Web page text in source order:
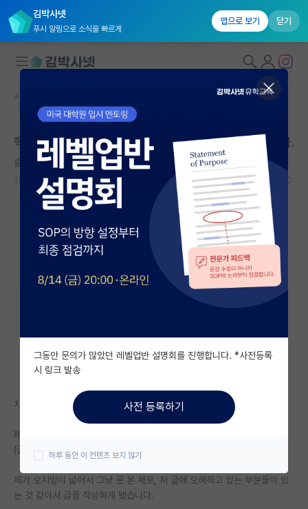
김박사넷
푸시 알림으로 소식을 빠르게
앱으로 보기 닫기
대학원생 모집
국내대학원 정보
연구실&오픈랩
커뮤니티
커뮤니티 홈
전체글보기
베스트 게시판
자유 게시판(아무개랩)
미국 유학 게시판
미국 대학원 합격 후기 게시판
대학원생 모집 게시판
연구실(PI) 홍보 게시판
석박사 채용 정보 게시판
커뮤니티 홈
학회 참여 비용 지원 관련 글 댓글을 보니 참 안타깝습니다.
슬기로운 블레즈 파스칼
2026.05.17 15 7419
지나가던 인공지능 전공을 한 연구원 입니다. (박사 졸업)
제목에 해당하는 글의 댓글들을 보는데 참 안타깝네요..
(글 링크 : https://phdkim.net/board/free/79720/)
제가 오지랖이 넓어서 그냥 못 본 체로, 저 글에 오해하고 있는 부분들이 있
는 것 같아서 글을 작성하게 됐습니다.
그동안 문의가 많았던 레벨업반 설명회를 진행합니다. *사전등록
시 링크 발송
사전 등록하기
하루 동안 이 컨텐츠 보지 않기